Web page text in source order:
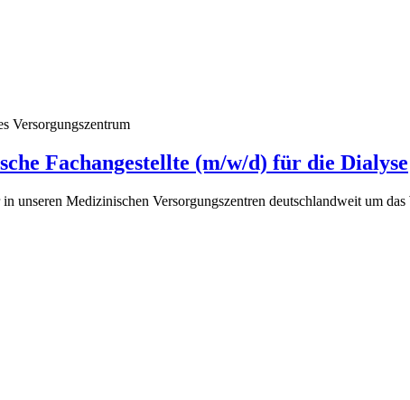
Versorgungszentrum
Fachangestellte (m/w/d) für die Dialyse
unseren Medizinischen Versorgungszentren deutschlandweit um